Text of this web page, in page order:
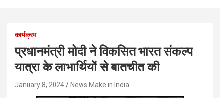
कार्यक्रम
प्रधानमंत्री मोदी ने विकसित भारत संकल्प
यात्रा के लाभार्थियों से बातचीत की
January 8, 2024 News Make in India